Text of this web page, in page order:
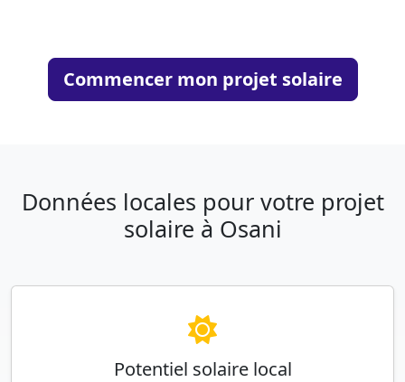
Commencer mon projet solaire
Données locales pour votre projet
solaire à Osani
Potentiel solaire local